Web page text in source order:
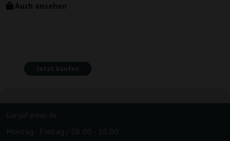
Auch ansehen
Jetzt kaufen
GanjaFarmer.de
Montag - Freitag / 08:00 - 16:00